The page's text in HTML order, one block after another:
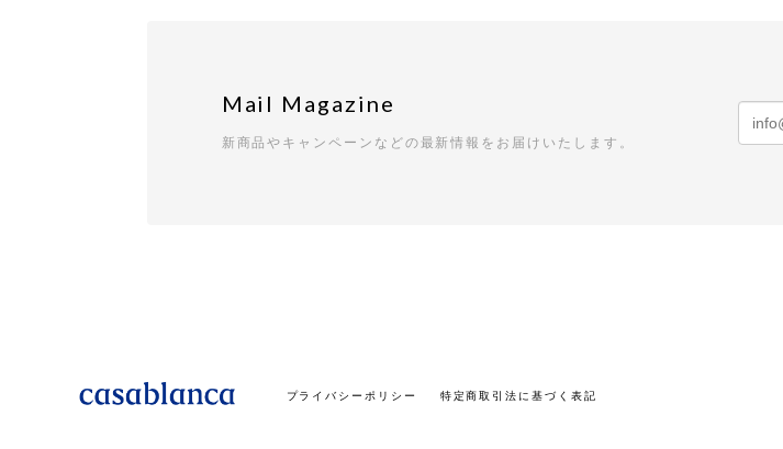
Mail Magazine
新商品やキャンペーンなどの最新情報をお届けいたします。
プライバシーポリシー 特定商取引法に基づく表記